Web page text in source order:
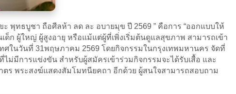
ะ พุทธบูชา ถือศีลห้า ลด ละ อบายมุข ปี 2569 ” คือการ “ออกแบบให้
ด็ก ผู้ใหญ่ ผู้สูงอายุ หรือแม้แต่ผู้ที่เพิ่งเริ่มต้นดูแลสุขภาพ สามารถเข้า
ศในวันที่ 31พฤษภาคม 2569 โดยกิจกรรมในกรุงเทพมหานคร จัดที่
ม่มีการแข่งขัน สำหรับผู้สมัครเข้าร่วมกิจกรรมจะได้รับเสื้อ และ
ตร พระสงฆ์แสดงสัมโมทนียคถา อีกด้วย ผู้สนใจสามารถสอบถาม